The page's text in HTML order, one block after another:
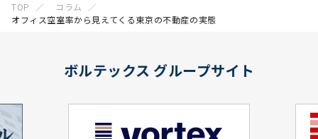
TOP
コラム
オフィス空室率から見えてくる東京の不動産の実態
ボルテックス グループサイト